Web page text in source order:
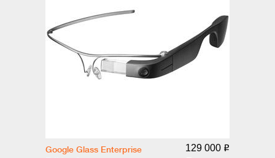
Google Glass Enterprise
129 000 o